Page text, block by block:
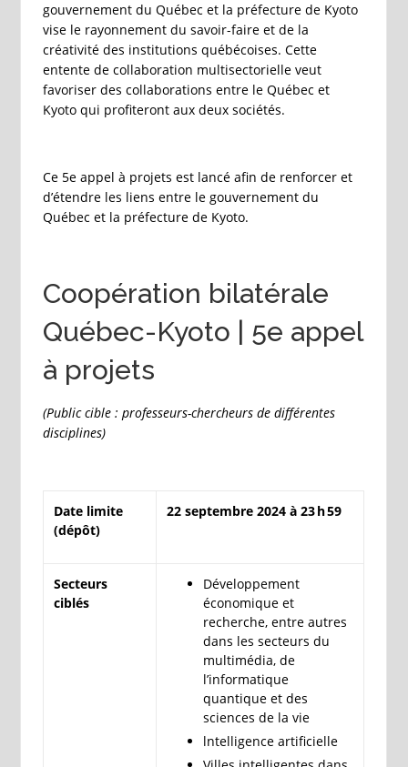
gouvernement du Québec et la préfecture de Kyoto
vise le rayonnement du savoir-faire et de la
créativité des institutions québécoises. Cette
entente de collaboration multisectorielle veut
favoriser des collaborations entre le Québec et
Kyoto qui profiteront aux deux sociétés.
Ce 5e appel à projets est lancé afin de renforcer et
d’étendre les liens entre le gouvernement du
Québec et la préfecture de Kyoto.
Coopération bilatérale
Québec-Kyoto | 5e appel
à projets
(Public cible : professeurs-chercheurs de différentes
disciplines)
Date limite
(dépôt)
22 septembre 2024 à 23 h 59
Secteurs
ciblés
Développement
économique et
recherche, entre autres
dans les secteurs du
multimédia, de
l’informatique
quantique et des
sciences de la vie
lntelligence artificielle